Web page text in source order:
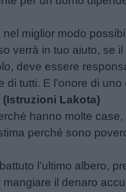
miglior modo
verrà in tuo aiuto, se
deve essere
tutti. E l’onore di uno
(Istruzioni Lakota)
hanno molte
perché sono
l’ultimo albero,
il denaro